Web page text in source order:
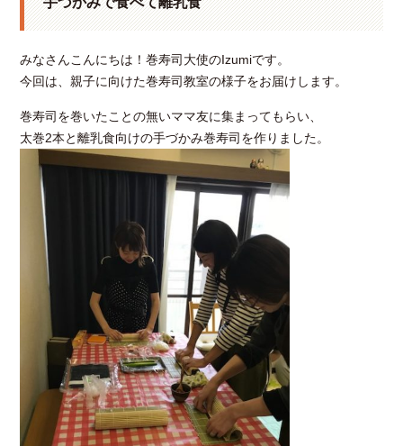
みなさんこんにちは！巻寿司大使のIzumiです。
今回は、親子に向けた巻寿司教室の様子をお届けします。
巻寿司を巻いたことの無いママ友に集まってもらい、
太巻2本と離乳食向けの手づかみ巻寿司を作りました。